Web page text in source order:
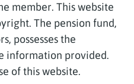
member. This website
The pension fund,
possesses the
information provided.
of this website.